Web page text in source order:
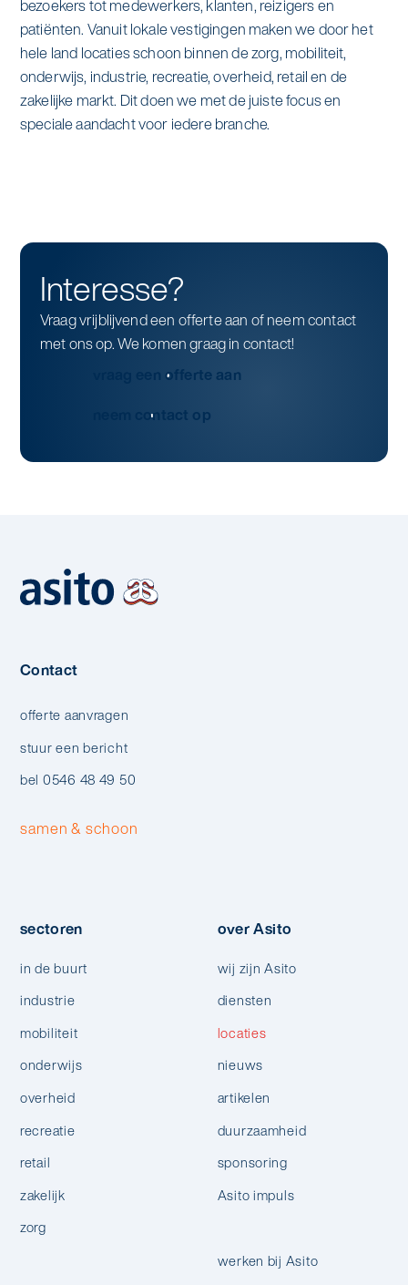
bezoekers tot medewerkers, klanten, reizigers en
patiënten. Vanuit lokale vestigingen maken we door het
hele land locaties schoon binnen de zorg, mobiliteit,
onderwijs, industrie, recreatie, overheid, retail en de
zakelijke markt. Dit doen we met de juiste focus en
speciale aandacht voor iedere branche.
Interesse?
Vraag vrijblijvend een offerte aan of neem contact
met ons op. We komen graag in contact!
vraag een offerte aan
neem contact op
Contact
offerte aanvragen
stuur een bericht
bel 0546 48 49 50
samen & schoon
sectoren
in de buurt
industrie
mobiliteit
onderwijs
overheid
recreatie
retail
zakelijk
zorg
over Asito
wij zijn Asito
diensten
locaties
nieuws
artikelen
duurzaamheid
sponsoring
Asito impuls
werken bij Asito